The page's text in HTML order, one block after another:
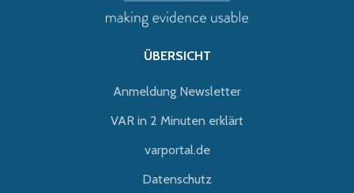
ÜBERSICHT
Anmeldung Newsletter
VAR in 2 Minuten erklärt
varportal.de
Datenschutz